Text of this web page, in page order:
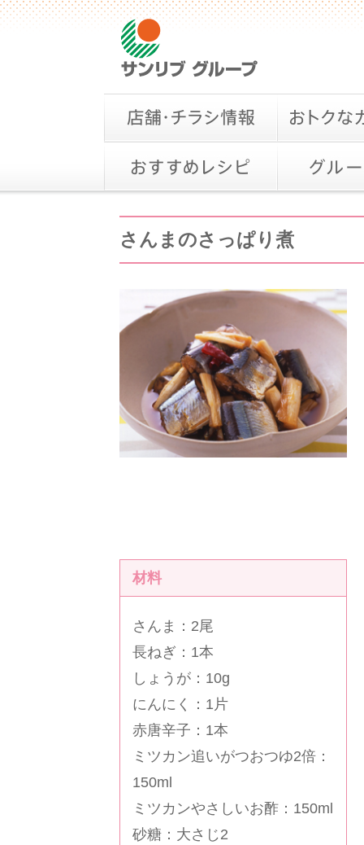
さんまのさっぱり煮
材料
さんま：2尾
長ねぎ：1本
しょうが：10g
にんにく：1片
赤唐辛子：1本
ミツカン追いがつおつゆ2倍 ：
150ml
ミツカンやさしいお酢 ：150ml
砂糖：大さじ2